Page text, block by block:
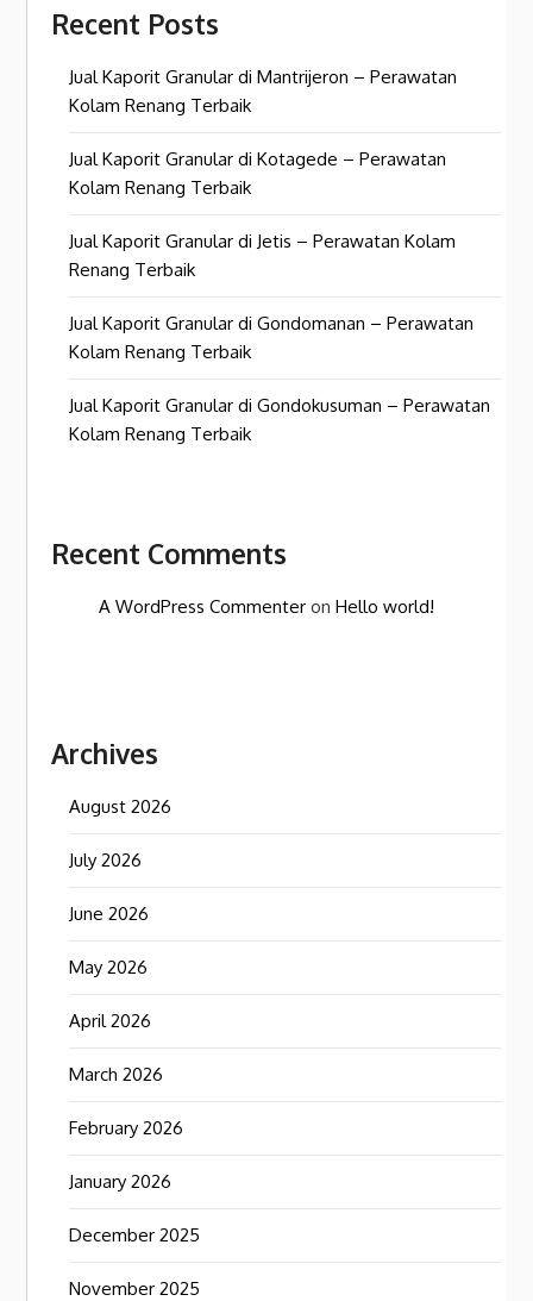
Recent Posts
Jual Kaporit Granular di Mantrijeron – Perawatan
Kolam Renang Terbaik
Jual Kaporit Granular di Kotagede – Perawatan
Kolam Renang Terbaik
Jual Kaporit Granular di Jetis – Perawatan Kolam
Renang Terbaik
Jual Kaporit Granular di Gondomanan – Perawatan
Kolam Renang Terbaik
Jual Kaporit Granular di Gondokusuman – Perawatan
Kolam Renang Terbaik
Recent Comments
A WordPress Commenter onHello world!
Archives
August 2026
July 2026
June 2026
May 2026
April 2026
March 2026
February 2026
January 2026
December 2025
November 2025